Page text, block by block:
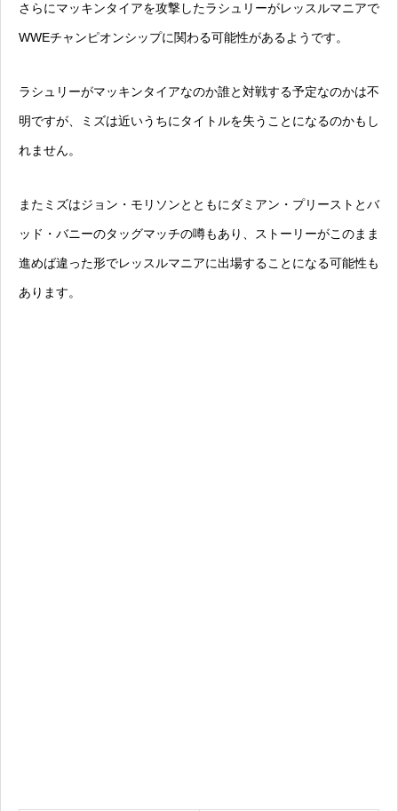
さらにマッキンタイアを攻撃したラシュリーがレッスルマニアで
WWEチャンピオンシップに関わる可能性があるようです。
ラシュリーがマッキンタイアなのか誰と対戦する予定なのかは不
明ですが、ミズは近いうちにタイトルを失うことになるのかもし
れません。
またミズはジョン・モリソンとともにダミアン・プリーストとバ
ッド・バニーのタッグマッチの噂もあり、ストーリーがこのまま
進めば違った形でレッスルマニアに出場することになる可能性も
あります。